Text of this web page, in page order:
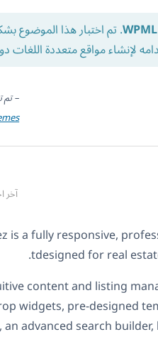
. تم اختبار هذا الموضوع
لإنشاء مواقع متعددة
– تم
آخر
is a fully responsive,
tdesigned for real
content and listing
widgets, pre-designed
advanced search